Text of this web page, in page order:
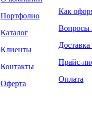
Портфолио
Каталог
Клиенты
Контакты
Оферта
Как
Вопросы
Доставка
Прайс-
Оплата